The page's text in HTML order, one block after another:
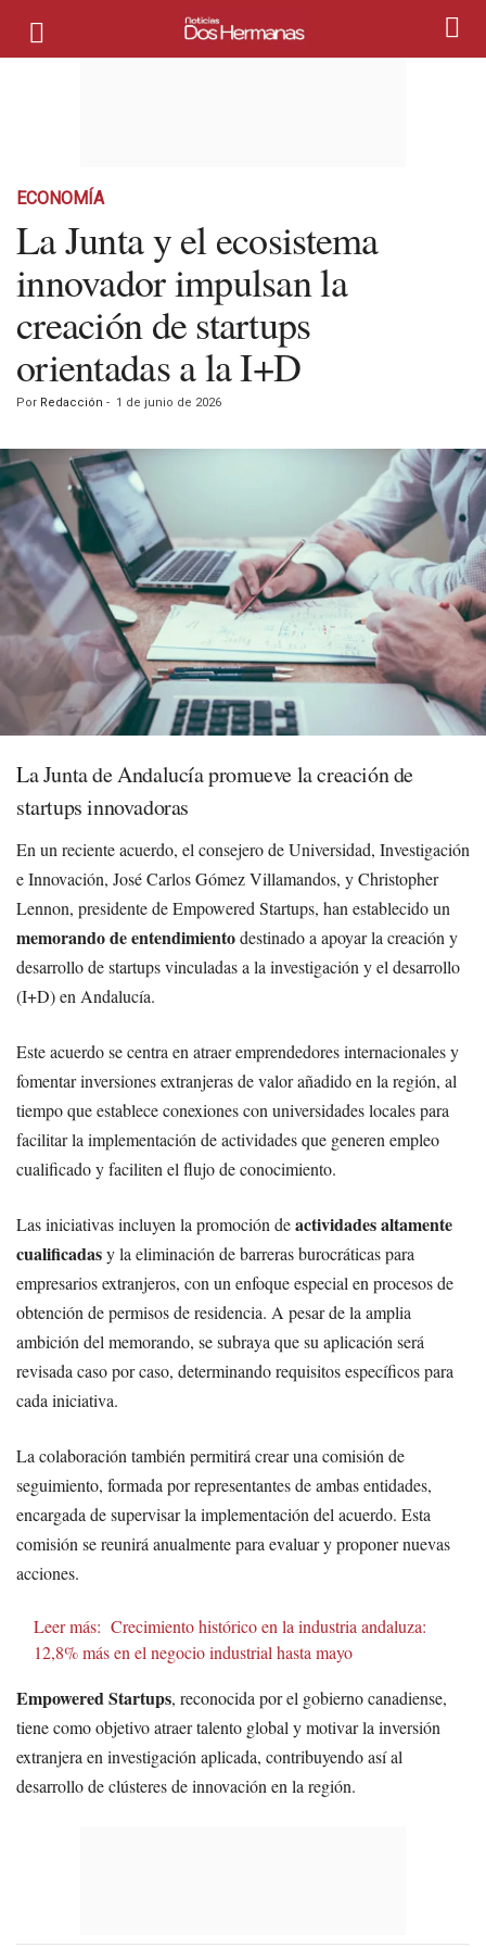
ECONOMÍA
La Junta y el ecosistema
innovador impulsan la
creación de startups
orientadas a la I+D
Por Redacción - 1 de junio de 2026
La Junta de Andalucía promueve la creación de
startups innovadoras
En un reciente acuerdo, el consejero de Universidad, Investigación
e Innovación, José Carlos Gómez Villamandos, y Christopher
Lennon, presidente de Empowered Startups, han establecido un
memorando de entendimientodestinado a apoyar la creación y
desarrollo de startups vinculadas a la investigación y el desarrollo
(I+D) en Andalucía.
Este acuerdo se centra en atraer emprendedores internacionales y
fomentar inversiones extranjeras de valor añadido en la región, al
tiempo que establece conexiones con universidades locales para
facilitar la implementación de actividades que generen empleo
cualificado y faciliten el flujo de conocimiento.
Las iniciativas incluyen la promoción deactividades altamente
cualificadasy la eliminación de barreras burocráticas para
empresarios extranjeros, con un enfoque especial en procesos de
obtención de permisos de residencia. A pesar de la amplia
ambición del memorando, se subraya que su aplicación será
revisada caso por caso, determinando requisitos específicos para
cada iniciativa.
La colaboración también permitirá crear una comisión de
seguimiento, formada por representantes de ambas entidades,
encargada de supervisar la implementación del acuerdo. Esta
comisión se reunirá anualmente para evaluar y proponer nuevas
acciones.
Leer más: Crecimiento histórico en la industria andaluza:
12,8% más en el negocio industrial hasta mayo
Empowered Startups, reconocida por el gobierno canadiense,
tiene como objetivo atraer talento global y motivar la inversión
extranjera en investigación aplicada, contribuyendo así al
desarrollo de clústeres de innovación en la región.